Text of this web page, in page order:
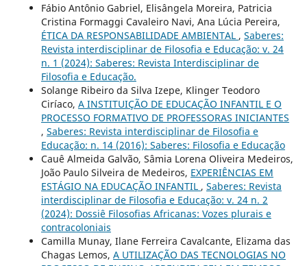
Fábio Antônio Gabriel, Elisângela Moreira, Patricia
Cristina Formaggi Cavaleiro Navi, Ana Lúcia Pereira,
ÉTICA DA RESPONSABILIDADE AMBIENTAL , Saberes:
Revista interdisciplinar de Filosofia e Educação: v. 24
n. 1 (2024): Saberes: Revista Interdisciplinar de
Filosofia e Educação.
Solange Ribeiro da Silva Izepe, Klinger Teodoro
Ciríaco, A INSTITUIÇÃO DE EDUCAÇÃO INFANTIL E O
PROCESSO FORMATIVO DE PROFESSORAS INICIANTES
, Saberes: Revista interdisciplinar de Filosofia e
Educação: n. 14 (2016): Saberes: Filosofia e Educação
Cauê Almeida Galvão, Sâmia Lorena Oliveira Medeiros,
João Paulo Silveira de Medeiros, EXPERIÊNCIAS EM
ESTÁGIO NA EDUCAÇÃO INFANTIL , Saberes: Revista
interdisciplinar de Filosofia e Educação: v. 24 n. 2
(2024): Dossiê Filosofias Africanas: Vozes plurais e
contracoloniais
Camilla Munay, Ilane Ferreira Cavalcante, Elizama das
Chagas Lemos, A UTILIZAÇÃO DAS TECNOLOGIAS NO